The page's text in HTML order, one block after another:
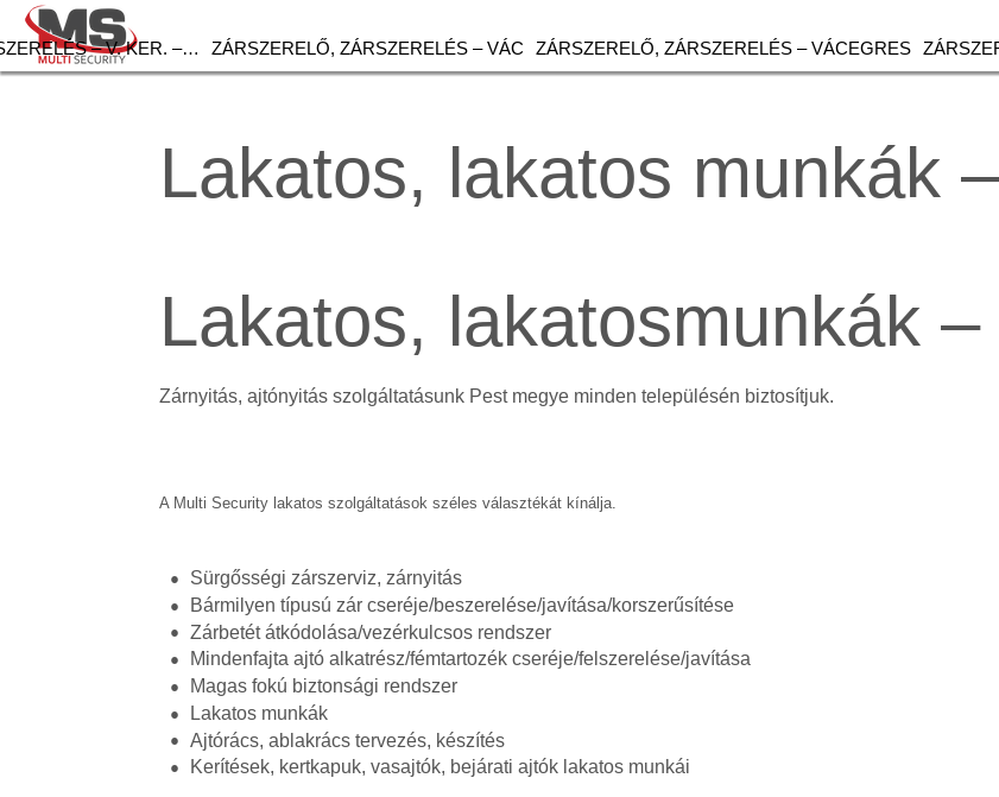
– V. KER. –… ZÁRSZERELŐ, ZÁRSZERELÉS – VÁC ZÁRSZERELŐ, ZÁRSZERELÉS – VÁCEGRES
Lakatos, lakatos munkák
Lakatos, lakatosmunkák
Zárnyitás, ajtónyitás szolgáltatásunk Pest megye minden településén biztosítjuk.
A Multi Security lakatos szolgáltatások széles választékát kínálja.
Sürgősségi zárszerviz, zárnyitás
Bármilyen típusú zár cseréje/beszerelése/javítása/korszerűsítése
Zárbetét átkódolása/vezérkulcsos rendszer
Mindenfajta ajtó alkatrész/fémtartozék cseréje/felszerelése/javítása
Magas fokú biztonsági rendszer
Lakatos munkák
Ajtórács, ablakrács tervezés, készítés
Kerítések, kertkapuk, vasajtók, bejárati ajtók lakatos munkái